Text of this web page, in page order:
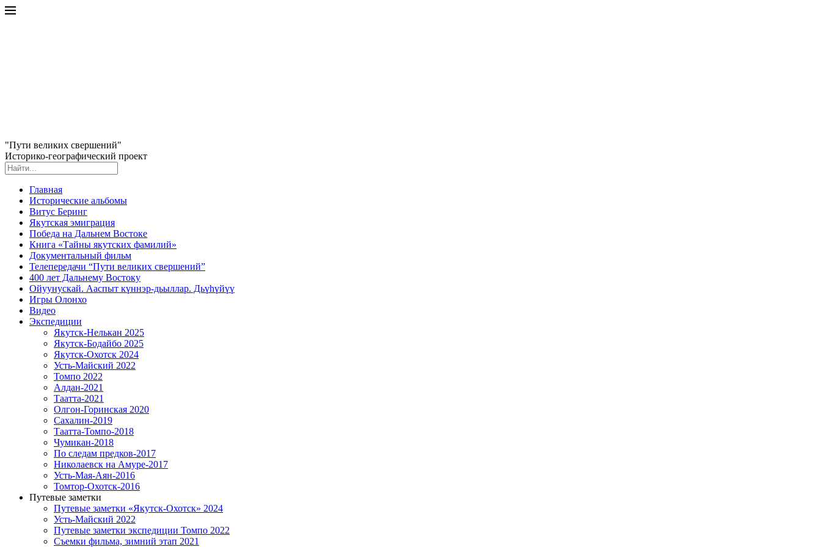
"Пути великих свершений"
Историко-географический проект
Главная
Исторические альбомы
Витус Беринг
Якутская эмиграция
Победа на Дальнем Востоке
Книга «Тайны якутских фамилий»
Документальный фильм
Телепередачи “Пути великих свершений”
400 лет Дальнему Востоку
Ойуунускай. Ааспыт күннэр-дьыллар. Дьүһүйүү
Игры Олонхо
Видео
Экспедиции
Якутск-Нелькан 2025
Якутск-Бодайбо 2025
Якутск-Охотск 2024
Усть-Майский 2022
Томпо 2022
Алдан-2021
Таатта-2021
Олгон-Горинская 2020
Сахалин-2019
Таатта-Томпо-2018
Чумикан-2018
По следам предков-2017
Николаевск на Амуре-2017
Усть-Мая-Аян-2016
Томтор-Охотск-2016
Путевые заметки
Путевые заметки «Якутск-Охотск» 2024
Усть-Майский 2022
Путевые заметки экспедиции Томпо 2022
Съемки фильма, зимний этап 2021